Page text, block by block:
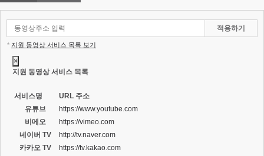
적용하기
* 지원 동영상 서비스 목록 보기
×
지원 동영상 서비스 목록
서비스명
URL 주소
유튜브
https://www.youtube.com
비메오
https://vimeo.com
네이버 TV
http://tv.naver.com
카카오 TV
https://tv.kakao.com